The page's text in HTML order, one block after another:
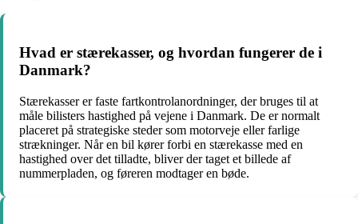
Hvad er stærekasser, og hvordan fungerer de i
Danmark?
Stærekasser er faste fartkontrolanordninger, der bruges til at
måle bilisters hastighed på vejene i Danmark. De er normalt
placeret på strategiske steder som motorveje eller farlige
strækninger. Når en bil kører forbi en stærekasse med en
hastighed over det tilladte, bliver der taget et billede af
nummerpladen, og føreren modtager en bøde.